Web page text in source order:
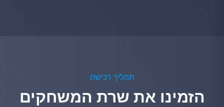
תהליך רכישה
הזמינו את שרת המשחקים